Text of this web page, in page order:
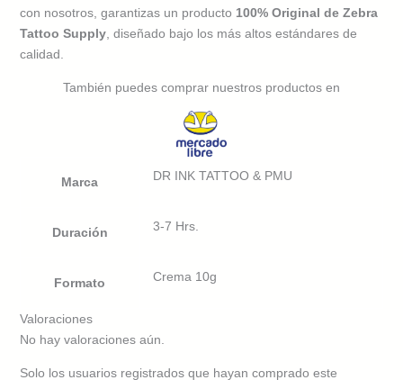
con nosotros, garantizas un producto 100% Original de Zebra
Tattoo Supply, diseñado bajo los más altos estándares de
calidad.
También puedes comprar nuestros productos en
Marca DR INK TATTOO & PMU
Duración 3-7 Hrs.
Formato Crema 10g
Valoraciones
No hay valoraciones aún.
Solo los usuarios registrados que hayan comprado este